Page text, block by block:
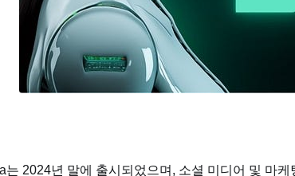
는 2024년 말에 출시되었으며, 소셜 미디어 및 마